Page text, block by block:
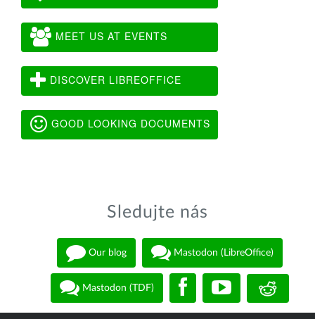
MEET US AT EVENTS
DISCOVER LIBREOFFICE
GOOD LOOKING DOCUMENTS
Sledujte nás
Our blog Mastodon (LibreOffice)
Mastodon (TDF)